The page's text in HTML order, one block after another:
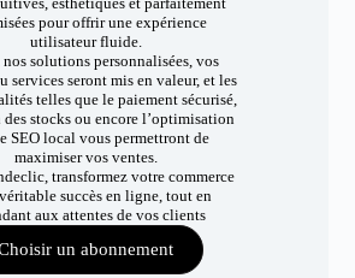
pour offrir une expérience
utilisateur fluide.
nos solutions personnalisées, vos
services seront mis en valeur, et les
telles que le paiement sécurisé,
stocks ou encore l’optimisation
SEO local vous permettront de
maximiser vos ventes.
transformez votre commerce
succès en ligne, tout en
aux attentes de vos clients
un abonnement